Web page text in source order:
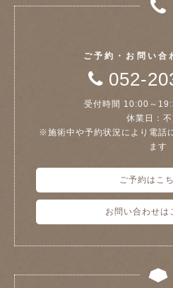
ご予約・お問い合
052-
受付時間 10:00～
休業日：
※施術中や予約状況により電話
ます
ご予約はこ
お問い合わせ